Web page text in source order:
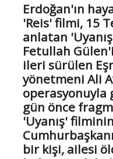
Erdoğan'ın
'Reis' filmi, 15
anlatan
Fetullah
ileri sürülen
yönetmeni Ali
operasyonuyla
gün önce
'Uyanış'
bir kişi, ailesi